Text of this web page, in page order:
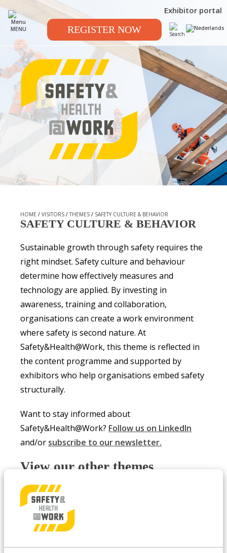
MENU
Exhibitor portal
REGISTER NOW
HOME / VISITORS / THEMES / SAFETY CULTURE & BEHAVIOR
SAFETY CULTURE & BEHAVIOR
Sustainable growth through safety requires the
right mindset. Safety culture and behaviour
determine how effectively measures and
technology are applied. By investing in
awareness, training and collaboration,
organisations can create a work environment
where safety is second nature. At
Safety&Health@Work, this theme is reflected in
the content programme and supported by
exhibitors who help organisations embed safety
structurally.
Want to stay informed about
Safety&Health@Work? Follow us on LinkedIn
and/or subscribe to our newsletter.
View our other themes